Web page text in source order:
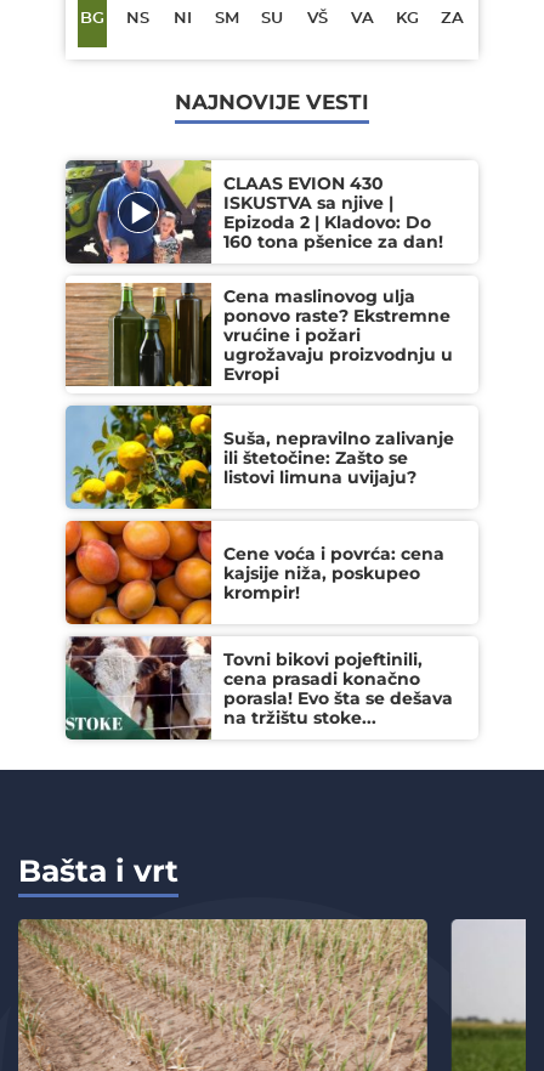
BG NS NI SM SU VŠ VA KG ZA
NAJNOVIJE VESTI
CLAAS EVION 430
ISKUSTVA sa njive |
Epizoda 2 | Kladovo: Do
160 tona pšenice za dan!
Cena maslinovog ulja
ponovo raste? Ekstremne
vrućine i požari
ugrožavaju proizvodnju u
Evropi
Suša, nepravilno zalivanje
ili štetočine: Zašto se
listovi limuna uvijaju?
Cene voća i povrća: cena
kajsije niža, poskupeo
krompir!
Tovni bikovi pojeftinili,
cena prasadi konačno
porasla! Evo šta se dešava
na tržištu stoke...
Bašta i vrt